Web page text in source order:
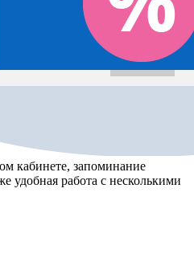
кабинете, запоминание
удобная работа с несколькими